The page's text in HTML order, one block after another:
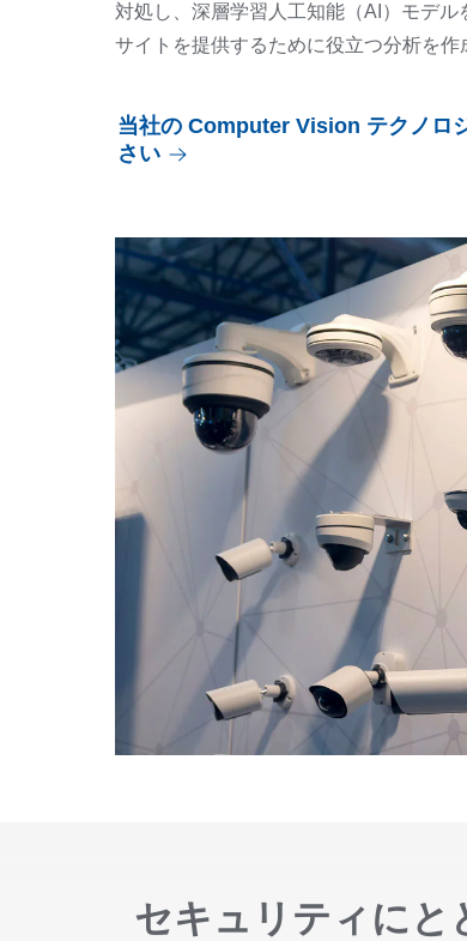
対処し、深層学習人工知能（AI）モデ
サイトを提供するために役立つ分析を作
当社の Computer Vision テクノロ
さい
セキュリティにと